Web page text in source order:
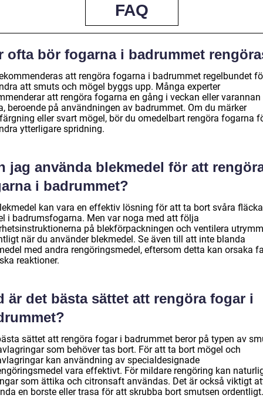
FAQ
ofta bör fogarna i badrummet
att rengöra fogarna i badrummet regelbundet
att smuts och mögel byggs upp. Många experter
att rengöra fogarna en gång i veckan eller varannan
beroende på användningen av badrummet. Om du märker
eller svart mögel, bör du omedelbart rengöra fogarna
ytterligare spridning.
jag använda blekmedel för att
i badrummet?
kan vara en effektiv lösning för att ta bort svåra
i badrumsfogarna. Men var noga med att följa
på blekförpackningen och ventilera
när du använder blekmedel. Se även till att inte blanda
med andra rengöringsmedel, eftersom detta kan orsaka
reaktioner.
är det bästa sättet att rengöra fogar i
sättet att rengöra fogar i badrummet beror på typen av
som behöver tas bort. För att ta bort mögel och
kan användning av specialdesignade
vara effektivt. För mildare rengöring kan
som ättika och citronsaft användas. Det är också viktigt
en borste eller trasa för att skrubba bort smutsen ordentligt.